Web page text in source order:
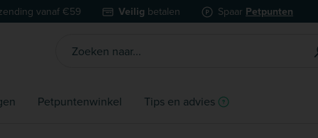
vanaf €59 Veilig betalen Spaar Petpunten
Petpuntenwinkel Tips en advies